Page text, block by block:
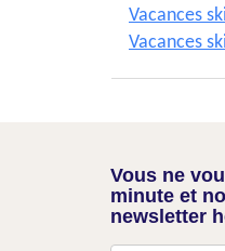
Vacances
Vacances
Vous ne
minute et
newsletter